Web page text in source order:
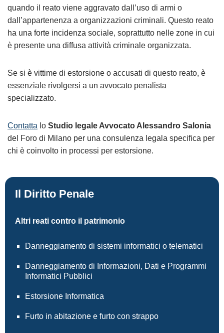
quando il reato viene aggravato dall’uso di armi o
dall’appartenenza a organizzazioni criminali. Questo reato
ha una forte incidenza sociale, soprattutto nelle zone in cui
è presente una diffusa attività criminale organizzata.
Se si è vittime di estorsione o accusati di questo reato, è
essenziale rivolgersi a un avvocato penalista
specializzato.
Contatta lo Studio legale Avvocato Alessandro Salonia
del Foro di Milano per una consulenza legala specifica per
chi è coinvolto in processi per estorsione.
Il Diritto Penale
Altri reati contro il patrimonio
Danneggiamento di sistemi informatici o telematici
Danneggiamento di Informazioni, Dati e Programmi
Informatici Pubblici
Estorsione Informatica
Furto in abitazione e furto con strappo